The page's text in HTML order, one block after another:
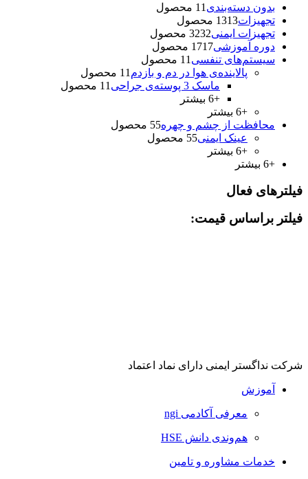
بدون دسته‌بندی 1 1 محصول
تجهیزات
1313 محصول
تجهیزات ایمنی
3232 محصول
دوره آموزشی
1717 محصول
سیستم‌های تنفسی
1 1 محصول
پالاینده‌ی هوا در دم و بازدم
1 1 محصول
ماسک 3 پوسته‌‌ی جراحی
1 1 محصول
+6 بیشتر
+6 بیشتر
محافظت از چشم و چهره 55 محصول
عینک ايمنی 55 محصول
+6 بیشتر
+6 بیشتر
فیلترهای فعال
فیلتر براساس قیمت:
شرکت نداگستر ایمنی دارای نماد اعتماد
آموزش
معرفی آکادمی ngi
هم‌وندی دانش HSE
خدمات مشاوره و تامین